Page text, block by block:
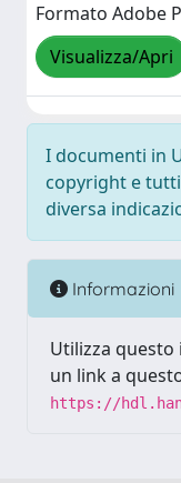
Formato Adobe
Visualizza/Apri
I documenti in
copyright e
diversa
Informazioni
Utilizza
un link a
https://